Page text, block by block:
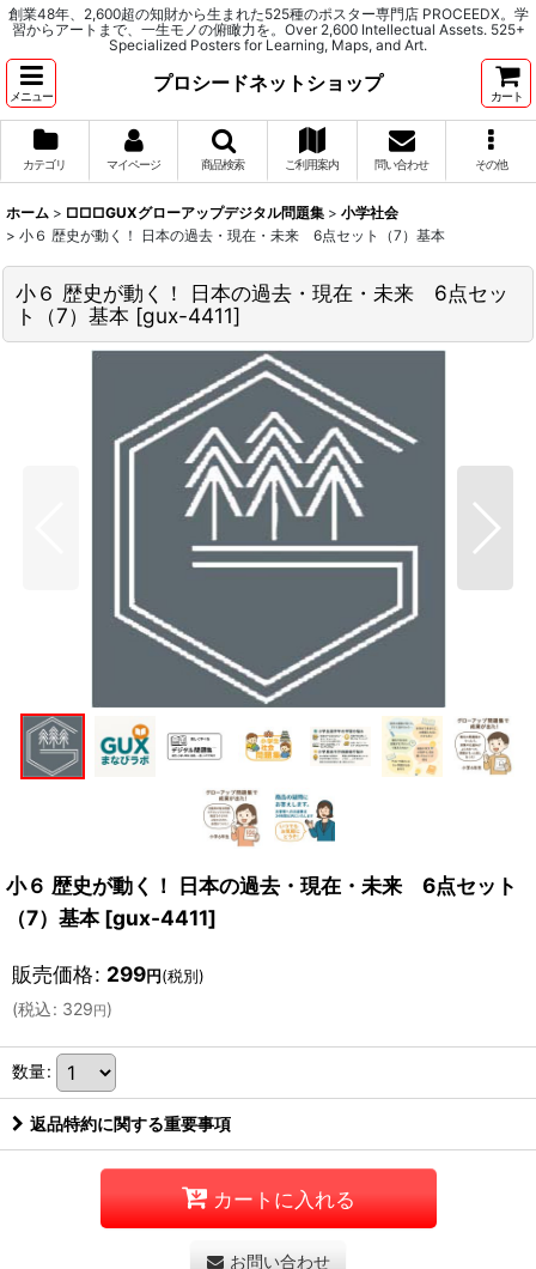
創業48年、2,600超の知財から生まれた525種のポスター専門店 PROCEEDX。学
習からアートまで、一生モノの俯瞰力を。Over 2,600 Intellectual Assets. 525+
Specialized Posters for Learning, Maps, and Art.
メニュー
プロシードネットショップ
カート
カテゴリ マイページ 商品検索 ご利用案内 問い合わせ その他
ホーム > □□□GUXグローアップデジタル問題集 > 小学社会
> 小６ 歴史が動く！ 日本の過去・現在・未来 6点セット（7）基本
小６ 歴史が動く！ 日本の過去・現在・未来 6点セッ
ト（7）基本 [gux-4411]
小６ 歴史が動く！ 日本の過去・現在・未来 6点セット
（7）基本 [gux-4411]
販売価格: 299円(税別)
(税込: 329円)
数量:
返品特約に関する重要事項
カートに入れる
お問い合わせ